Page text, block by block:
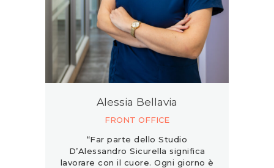
Alessia Bellavia
FRONT OFFICE
“Far parte dello Studio
D’Alessandro Sicurella significa
lavorare con il cuore. Ogni giorno è